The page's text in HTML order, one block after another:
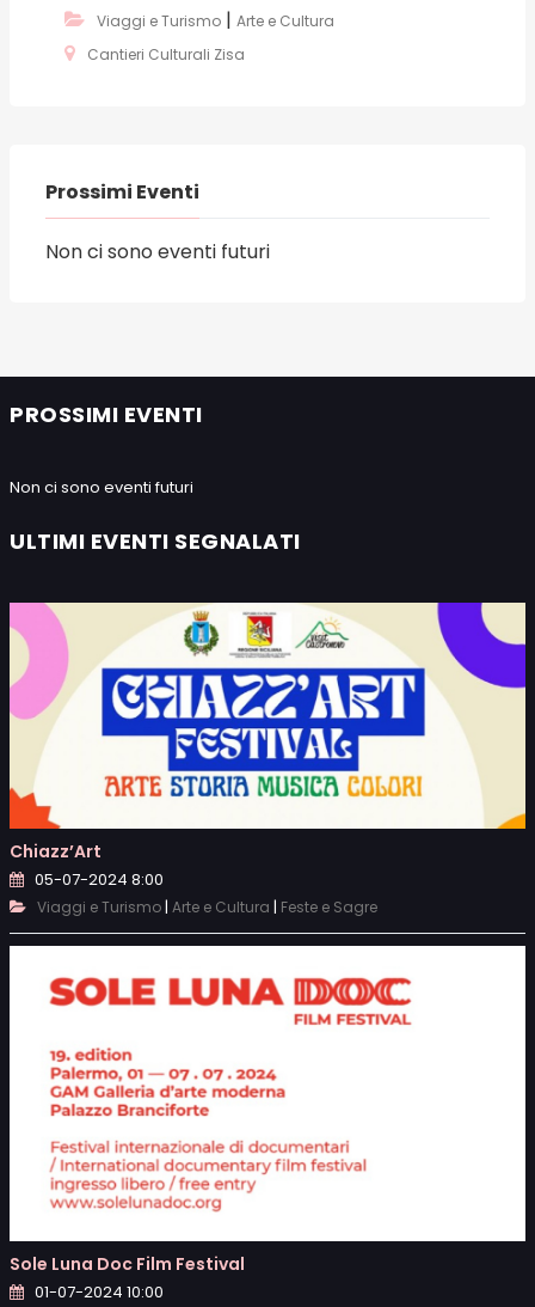
Viaggi e Turismo | Arte e Cultura
Cantieri Culturali Zisa
Prossimi Eventi
Non ci sono eventi futuri
PROSSIMI EVENTI
Non ci sono eventi futuri
ULTIMI EVENTI SEGNALATI
Chiazz’Art
05-07-2024 8:00
Viaggi e Turismo| Arte e Cultura | Feste e Sagre
Sole Luna Doc Film Festival
01-07-2024 10:00